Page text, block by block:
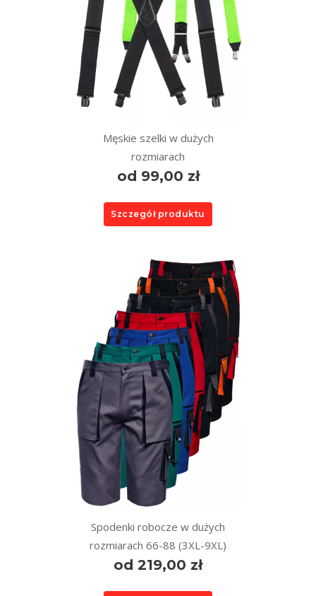
Męskie szelki w dużych
rozmiarach
od 99,00 zł
Szczegół produktu
Spodenki robocze w dużych
rozmiarach 66-88 (3XL-9XL)
od 219,00 zł